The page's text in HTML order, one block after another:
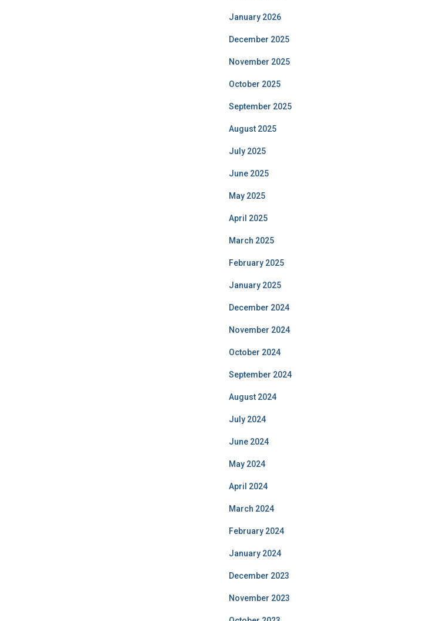
January 2026
December 2025
November 2025
October 2025
September 2025
August 2025
July 2025
June 2025
May 2025
April 2025
March 2025
February 2025
January 2025
December 2024
November 2024
October 2024
September 2024
August 2024
July 2024
June 2024
May 2024
April 2024
March 2024
February 2024
January 2024
December 2023
November 2023